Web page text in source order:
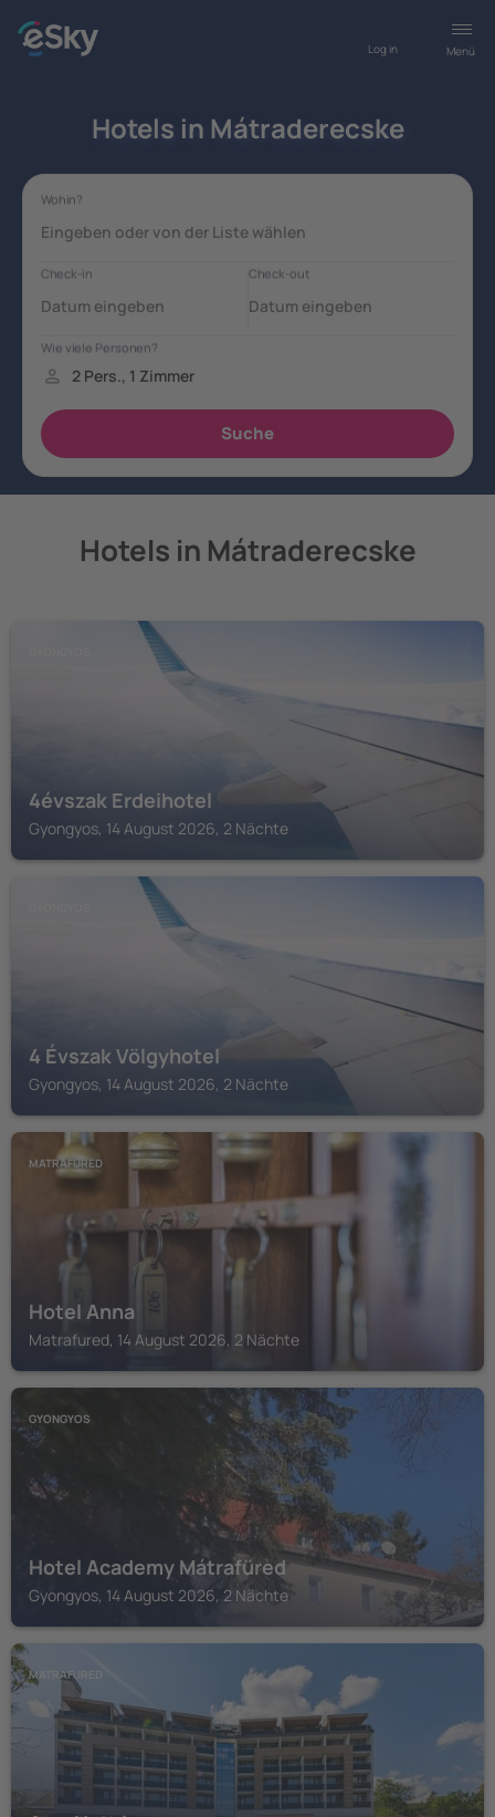
Menü
Log in
Hotels in Mátraderecske
Hotels in Mátraderecske
4évszak Erdeihotel
Gyongyos, 14 August 2026, 2 Nächte
4 Évszak Völgyhotel
Gyongyos, 14 August 2026, 2 Nächte
MATRAFURED
Hotel Anna
Matrafured, 14 August 2026, 2 Nächte
GYONGYOS
Hotel Academy Mátrafüred
Gyongyos, 14 August 2026, 2 Nächte
MATRAFURED